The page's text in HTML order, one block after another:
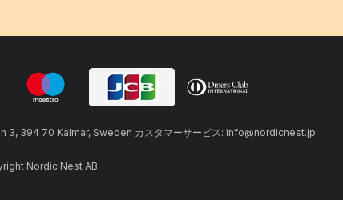
394 70 Kalmar, Sweden カスタマーサービス: info@nordicnest.jp
Nordic Nest AB